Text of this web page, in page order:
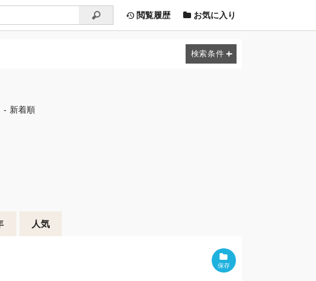
閲覧履歴 お気に入り
- 新着順
人気